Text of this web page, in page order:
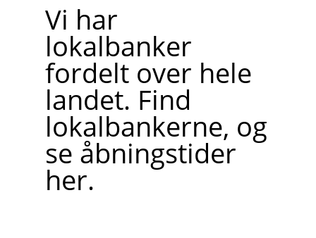
Vi har
lokalbanker
fordelt over hele
landet. Find
lokalbankerne, og
se åbningstider
her.